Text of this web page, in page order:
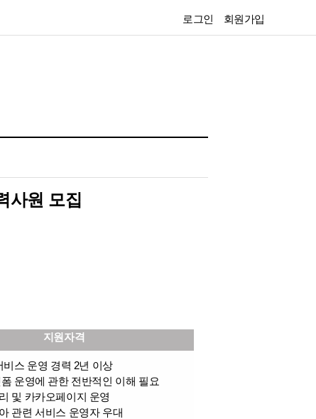
로그인 회원가입
사원 모집
지원자격
비스 운영 경력 2년 이상
운영에 관한 전반적인 이해 필요
및 카카오페이지 운영
관련 서비스 운영자 우대